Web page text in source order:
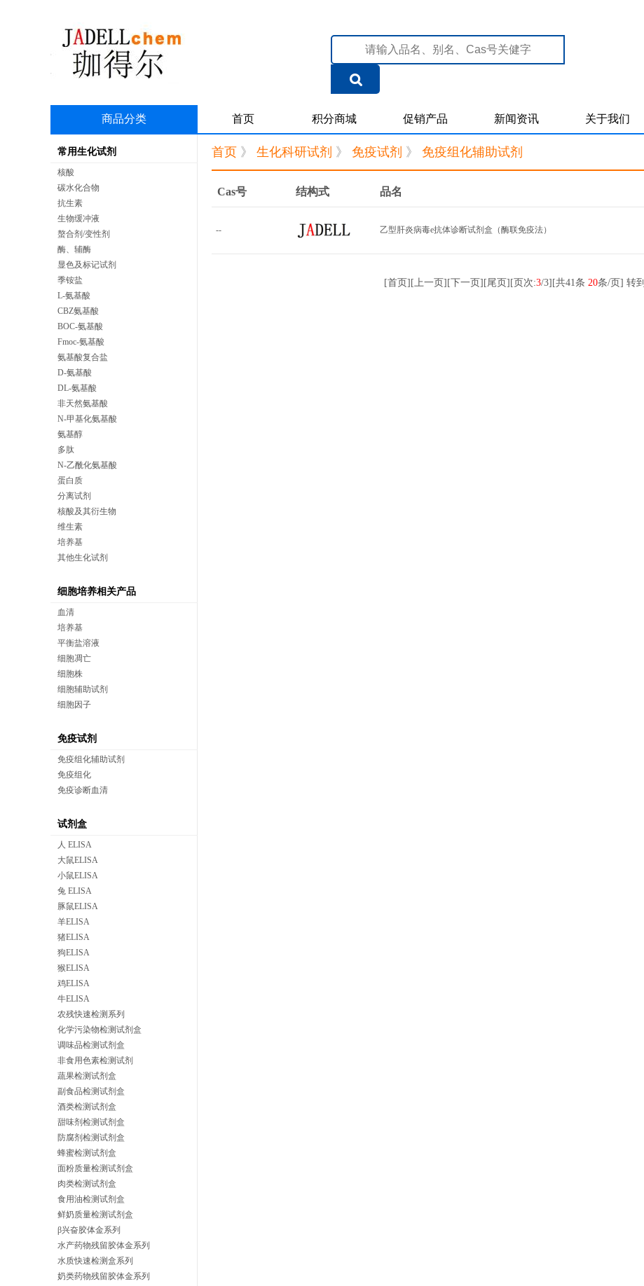
商品分类 首页 积分商城 促销产品 新闻资讯 关于我们
常用生化试剂
核酸
碳水化合物
抗生素
生物缓冲液
螯合剂/变性剂
酶、辅酶
显色及标记试剂
季铵盐
L-氨基酸
CBZ氨基酸
BOC-氨基酸
Fmoc-氨基酸
氨基酸复合盐
D-氨基酸
DL-氨基酸
非天然氨基酸
N-甲基化氨基酸
氨基醇
多肽
N-乙酰化氨基酸
蛋白质
分离试剂
核酸及其衍生物
维生素
培养基
其他生化试剂
细胞培养相关产品
血清
培养基
平衡盐溶液
细胞凋亡
细胞株
细胞辅助试剂
细胞因子
免疫试剂
免疫组化辅助试剂
免疫组化
免疫诊断血清
试剂盒
人 ELISA
大鼠ELISA
小鼠ELISA
兔 ELISA
豚鼠ELISA
羊ELISA
猪ELISA
狗ELISA
猴ELISA
鸡ELISA
牛ELISA
农残快速检测系列
化学污染物检测试剂盒
调味品检测试剂盒
非食用色素检测试剂
蔬果检测试剂盒
副食品检测试剂盒
酒类检测试剂盒
甜味剂检测试剂盒
防腐剂检测试剂盒
蜂蜜检测试剂盒
面粉质量检测试剂盒
肉类检测试剂盒
食用油检测试剂盒
鲜奶质量检测试剂盒
β兴奋胶体金系列
水产药物残留胶体金系列
水质快速检测盒系列
奶类药物残留胶体金系列
首页 》 生化科研试剂 》 免疫试剂 》 免疫组化辅助试剂
Cas号 结构式 品名
-- 乙型肝炎病毒e抗体诊断试剂盒（酶联免疫法）
[首页] [上一页] [下一页] [尾页] [页次:3/3] [共41条 20条/页] 转到